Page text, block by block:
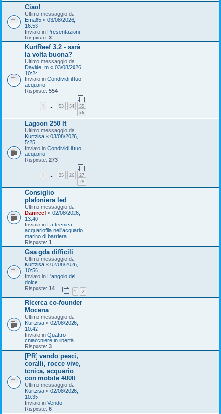
Ciao!
Ultimo messaggio da
Ema85 « 03/08/2026,
16:53
Inviato in Presentazioni
Risposte: 3
KurtReef 3.2 - sarà
la volta buona?
Ultimo messaggio da
Davide_m « 03/08/2026,
10:24
Inviato in Condividi il tuo
acquario
Risposte: 554
1 53 54
55
56
Lagoon 250 lt
Ultimo messaggio da
Kurtzisa « 03/08/2026,
5:25
Inviato in Condividi il tuo
acquario
Risposte: 273
1 … 25 26
27
28
Consiglio
plafoniera led
Ultimo messaggio da
Danireef « 02/08/2026,
13:40
Inviato in La tecnica
acquariofila nell'acquario
marino di barriera
Risposte: 1
Gsa gda difficili
Ultimo messaggio da
Kurtzisa « 02/08/2026,
10:56
Inviato in L'angolo del
dolce
Risposte: 14 1 2
Ricerca co-founder
Modena
Ultimo messaggio da
Kurtzisa « 02/08/2026,
10:42
Inviato in Quattro
chiacchiere in libertà
Risposte: 3
[PR] vendo pesci,
coralli, rocce vive,
tcnica, acquario
con mobile 400lt
Ultimo messaggio da
Kurtzisa « 02/08/2026,
10:35
Inviato in Vendo
Risposte: 6